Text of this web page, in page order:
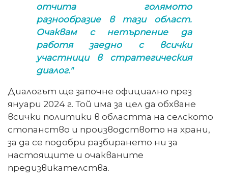
отчита голямото
разнообразие в тази област.
Очаквам с нетърпение да
работя заедно с всички
участници в стратегическия
диалог."
Диалогът ще започне официално през
януари 2024 г. Той има за цел да обхване
всички политики в областта на селското
стопанство и производството на храни,
за да се подобри разбирането ни за
настоящите и очакваните
предизвикателства.